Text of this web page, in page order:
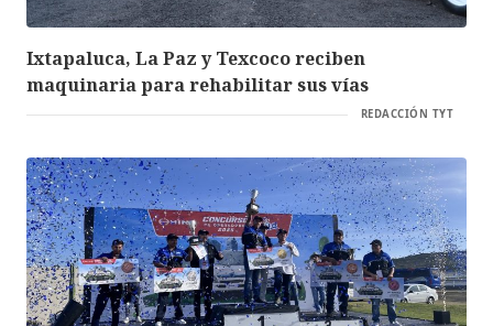
Ixtapaluca, La Paz y Texcoco reciben
maquinaria para rehabilitar sus vías
REDACCIÓN TYT